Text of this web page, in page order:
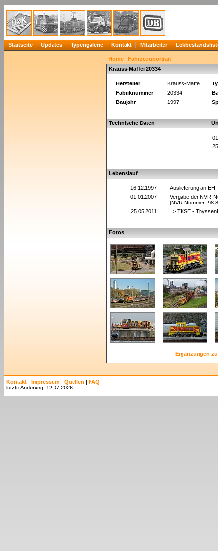
Startseite Updates Typengalerie Kontakt Mitarbeiter
Home | Fahrzeugportrait
Krauss-Maffei 20334
Hersteller Krauss-Maffei
Fabriknummer
20334
Baujahr
1997
Technische Daten
Lebenslauf
16.12.1997
Auslieferung an
01.01.2007
Vergabe der NVR-
[NVR-Nummer: 98
25.05.2011
=> TKSE -
Fotos
Ergänzungen
Kontakt | Impressum | Quellen | FAQ
letzte Änderung: 12.07.2026